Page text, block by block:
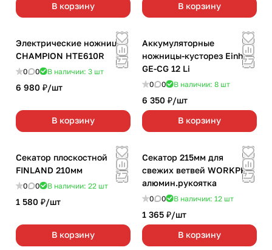
В корзину
В корзину
Электрические ножницы
CHAMPION HTE610R
0 0 В наличии: 3 шт
6 980 ₽/шт
В корзину
Аккумуляторные
ножницы-кусторез Einhell
GE-CG 12 Li
0 0 В наличии: 8 шт
6 350 ₽/шт
В корзину
Секатор плоскостной
FINLAND 210мм
0 0 В наличии: 22 шт
1 580 ₽/шт
В корзину
Секатор 215мм для
свежих ветвей WORKPRO
алюмин.рукоятка
0 0 В наличии: 12 шт
1 365 ₽/шт
В корзину